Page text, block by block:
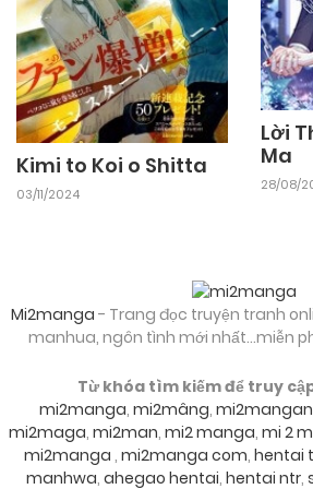
Chapter 2.2 19/06/2026
Chapter 2.1 19/06/2026
Kimi to Koi o Shitta
03/11/2024
Lời
Ma
28/08/
Mi2manga - Trang đọc truyện tranh
manhua, ngôn tình mới nhất...miễn
Từ khóa tìm kiếm để truy
mi2manga, mi2mâng,
mi2maga, mi2man, mi2 manga, mi 2
mi2manga , mi2manga com, hentai
manhwa, ahegao hentai, hentai ntr,